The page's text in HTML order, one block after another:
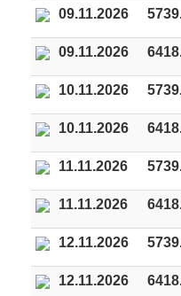
09.11.2026
09.11.2026
10.11.2026
10.11.2026
11.11.2026
11.11.2026
12.11.2026
12.11.2026